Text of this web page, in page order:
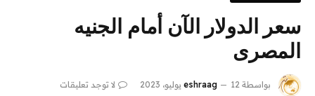
سعر الدولار الآن أمام الجنيه
المصرى
بواسطة eshraag 12 يوليو، 2023
لا توجد تعليقات